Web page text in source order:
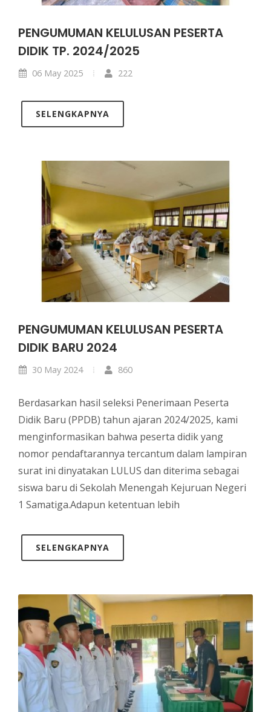
PENGUMUMAN KELULUSAN PESERTA
DIDIK TP. 2024/2025
06 May 2025 222
SELENGKAPNYA
PENGUMUMAN KELULUSAN PESERTA
DIDIK BARU 2024
30 May 2024 860
Berdasarkan hasil seleksi Penerimaan Peserta
Didik Baru (PPDB) tahun ajaran 2024/2025, kami
menginformasikan bahwa peserta didik yang
nomor pendaftarannya tercantum dalam lampiran
surat ini dinyatakan LULUS dan diterima sebagai
siswa baru di Sekolah Menengah Kejuruan Negeri
1 Samatiga.Adapun ketentuan lebih
SELENGKAPNYA